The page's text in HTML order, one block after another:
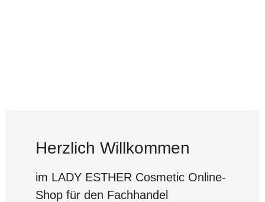
Herzlich Willkommen
im LADY ESTHER Cosmetic Online-
Shop für den Fachhandel